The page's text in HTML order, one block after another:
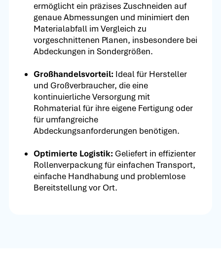
ermöglicht ein präzises Zuschneiden auf
genaue Abmessungen und minimiert den
Materialabfall im Vergleich zu
vorgeschnittenen Planen, insbesondere bei
Abdeckungen in Sondergrößen.
Großhandelsvorteil: Ideal für Hersteller
und Großverbraucher, die eine
kontinuierliche Versorgung mit
Rohmaterial für ihre eigene Fertigung oder
für umfangreiche
Abdeckungsanforderungen benötigen.
Optimierte Logistik: Geliefert in effizienter
Rollenverpackung für einfachen Transport,
einfache Handhabung und problemlose
Bereitstellung vor Ort.